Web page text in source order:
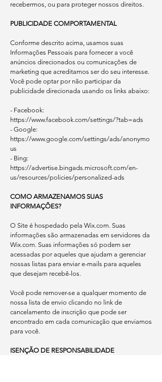
recebermos, ou para proteger nossos direitos.
PUBLICIDADE COMPORTAMENTAL
Conforme descrito acima, usamos suas
Informações Pessoais para fornecer a você
anúncios direcionados ou comunicações de
marketing que acreditamos ser do seu interesse.
Você pode optar por não participar da
publicidade direcionada usando os links abaixo:
- Facebook:
https://www.facebook.com/settings/?tab=ads
- Google:
https://www.google.com/settings/ads/anonymo
us
- Bing:
https://advertise.bingads.microsoft.com/en-
us/resources/policies/personalized-ads
COMO ARMAZENAMOS SUAS
INFORMAÇÕES?
O Site é hospedado pela Wix.com. Suas
informações são armazenadas em servidores da
Wix.com. Suas informações só podem ser
acessadas por aqueles que ajudam a gerenciar
nossas listas para enviar e-mails para aqueles
que desejam recebê-los.
Você pode remover-se a qualquer momento de
nossa lista de envio clicando no link de
cancelamento de inscrição que pode ser
encontrado em cada comunicação que enviamos
para você.
ISENÇÃO DE RESPONSABILIDADE